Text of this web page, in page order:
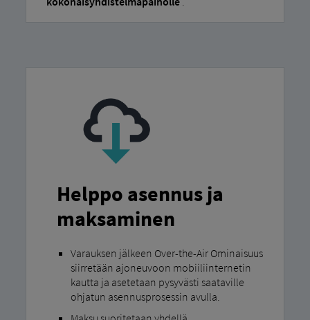
Helppo asennus ja
maksaminen
Varauksen jälkeen Over-the-Air Ominaisuus
siirretään ajoneuvoon mobiiliinternetin
kautta ja asetetaan pysyvästi saataville
ohjatun asennusprosessin avulla.